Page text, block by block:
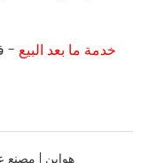
خدمة ما بعد البيع -